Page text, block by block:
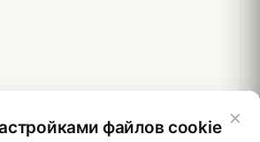
×
файлов cookie